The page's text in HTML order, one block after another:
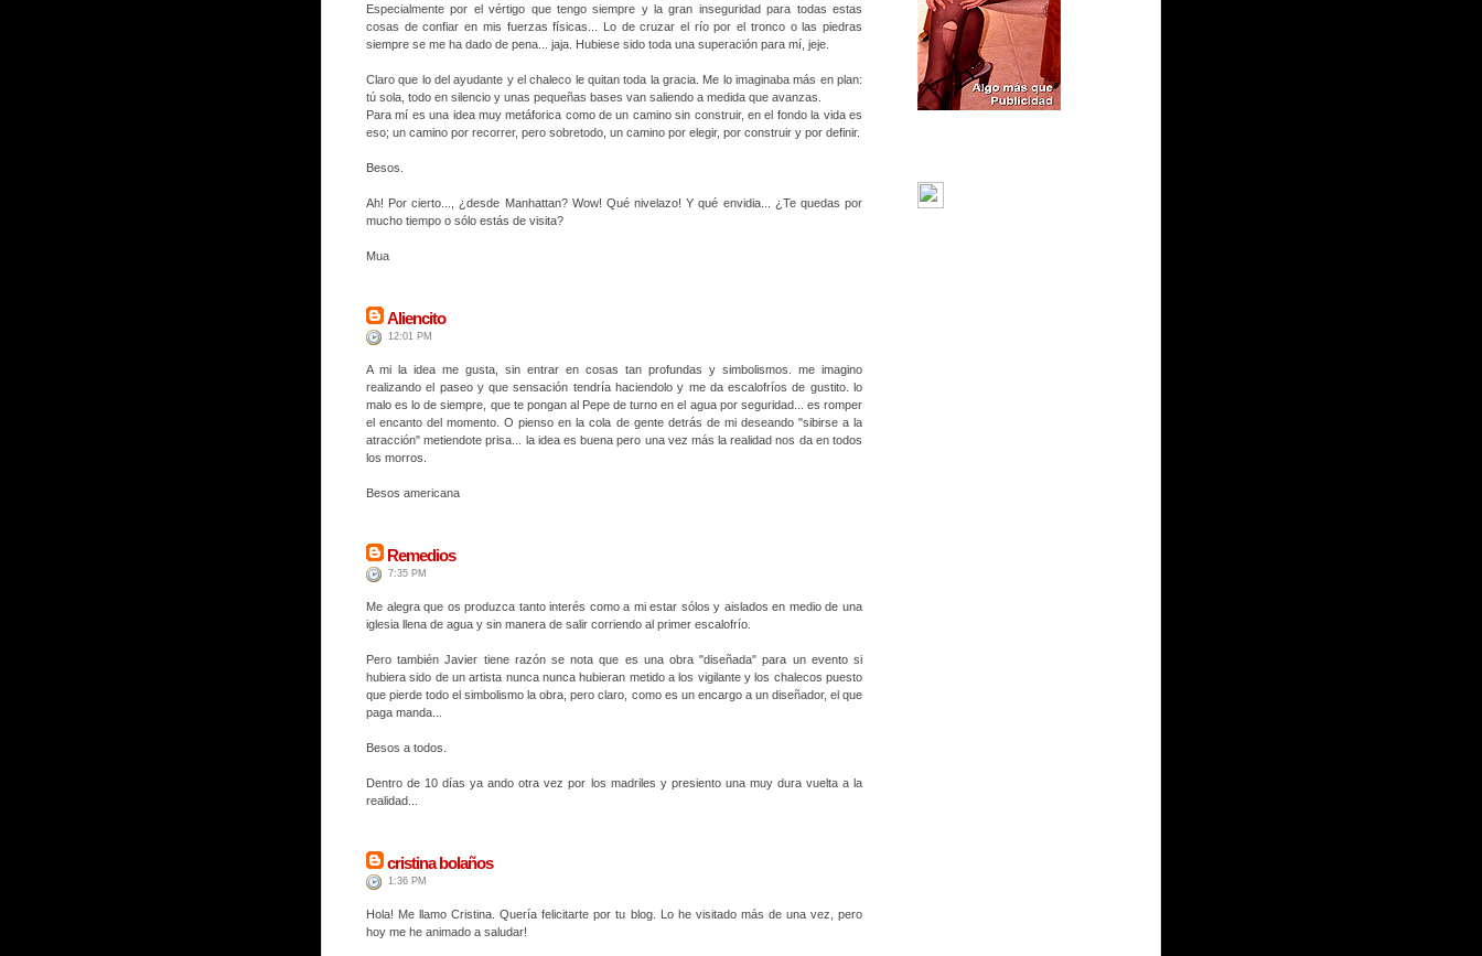
Especialmente por el vértigo que tengo siempre y la gran inseguridad para todas estas
cosas de confiar en mis fuerzas físicas... Lo de cruzar el río por el tronco o las piedras
siempre se me ha dado de pena... jaja. Hubiese sido toda una superación para mí, jeje.
Claro que lo del ayudante y el chaleco le quitan toda la gracia. Me lo imaginaba más en plan:
tú sola, todo en silencio y unas pequeñas bases van saliendo a medida que avanzas.
Para mí es una idea muy metáforica como de un camino sin construir, en el fondo la vida es
eso; un camino por recorrer, pero sobretodo, un camino por elegir, por construir y por definir.
Besos.
Ah! Por cierto..., ¿desde Manhattan? Wow! Qué nivelazo! Y qué envidia... ¿Te quedas por
mucho tiempo o sólo estás de visita?
Mua
Aliencito
12:01 PM
A mi la idea me gusta, sin entrar en cosas tan profundas y simbolismos. me imagino
realizando el paseo y que sensación tendría haciendolo y me da escalofríos de gustito. lo
malo es lo de siempre, que te pongan al Pepe de turno en el agua por seguridad... es romper
el encanto del momento. O pienso en la cola de gente detrás de mi deseando "sibirse a la
atracción" metiendote prisa... la idea es buena pero una vez más la realidad nos da en todos
los morros.
Besos americana
Remedios
7:35 PM
Me alegra que os produzca tanto interés como a mi estar sólos y aislados en medio de una
iglesia llena de agua y sin manera de salir corriendo al primer escalofrío.
Pero también Javier tiene razón se nota que es una obra "diseñada" para un evento si
hubiera sido de un artista nunca nunca hubieran metido a los vigilante y los chalecos puesto
que pierde todo el simbolismo la obra, pero claro, como es un encargo a un diseñador, el que
paga manda...
Besos a todos.
Dentro de 10 días ya ando otra vez por los madriles y presiento una muy dura vuelta a la
realidad...
cristina bolaños
1:36 PM
Hola! Me llamo Cristina. Quería felicitarte por tu blog. Lo he visitado más de una vez, pero
hoy me he animado a saludar!